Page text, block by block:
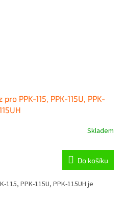
PPK-115, PPK-115U, PPK-
Skladem
Do košíku
PPK-115U, PPK-115UH je